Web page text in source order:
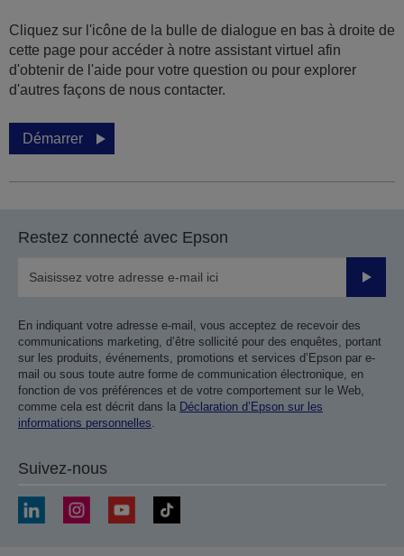
Cliquez sur l'icône de la bulle de dialogue en bas à droite de
cette page pour accéder à notre assistant virtuel afin
d'obtenir de l'aide pour votre question ou pour explorer
d'autres façons de nous contacter.
Démarrer
Restez connecté avec Epson
Valider
En indiquant votre adresse e-mail, vous acceptez de recevoir des
communications marketing, d’être sollicité pour des enquêtes, portant
sur les produits, événements, promotions et services d’Epson par e-
mail ou sous toute autre forme de communication électronique, en
fonction de vos préférences et de votre comportement sur le Web,
comme cela est décrit dans la Déclaration d’Epson sur les
informations personnelles.
Suivez-nous